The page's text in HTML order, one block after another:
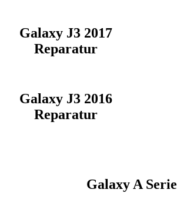
Galaxy J3 2017
Reparatur
Galaxy J3 2016
Reparatur
Galaxy A Serie